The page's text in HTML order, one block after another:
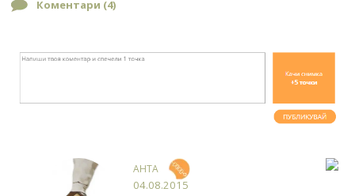
Коментари (4)
АНТА
04.08.2015